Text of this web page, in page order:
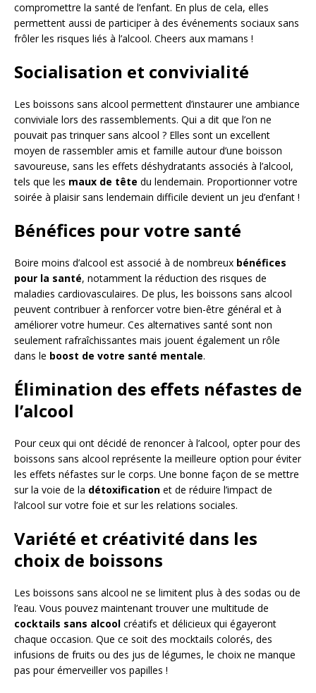
compromettre la santé de l’enfant. En plus de cela, elles
permettent aussi de participer à des événements sociaux sans
frôler les risques liés à l’alcool. Cheers aux mamans !
Socialisation et convivialité
Les boissons sans alcool permettent d’instaurer une ambiance
conviviale lors des rassemblements. Qui a dit que l’on ne
pouvait pas trinquer sans alcool ? Elles sont un excellent
moyen de rassembler amis et famille autour d’une boisson
savoureuse, sans les effets déshydratants associés à l’alcool,
tels que les maux de tête du lendemain. Proportionner votre
soirée à plaisir sans lendemain difficile devient un jeu d’enfant !
Bénéfices pour votre santé
Boire moins d’alcool est associé à de nombreux bénéfices
pour la santé, notamment la réduction des risques de
maladies cardiovasculaires. De plus, les boissons sans alcool
peuvent contribuer à renforcer votre bien-être général et à
améliorer votre humeur. Ces alternatives santé sont non
seulement rafraîchissantes mais jouent également un rôle
dans le boost de votre santé mentale.
Élimination des effets néfastes de
l’alcool
Pour ceux qui ont décidé de renoncer à l’alcool, opter pour des
boissons sans alcool représente la meilleure option pour éviter
les effets néfastes sur le corps. Une bonne façon de se mettre
sur la voie de la détoxification et de réduire l’impact de
l’alcool sur votre foie et sur les relations sociales.
Variété et créativité dans les
choix de boissons
Les boissons sans alcool ne se limitent plus à des sodas ou de
l’eau. Vous pouvez maintenant trouver une multitude de
cocktails sans alcool créatifs et délicieux qui égayeront
chaque occasion. Que ce soit des mocktails colorés, des
infusions de fruits ou des jus de légumes, le choix ne manque
pas pour émerveiller vos papilles !